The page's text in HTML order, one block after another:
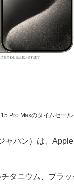
Pro Maxのタイムセール
パン）は、
タニウム、ブラ